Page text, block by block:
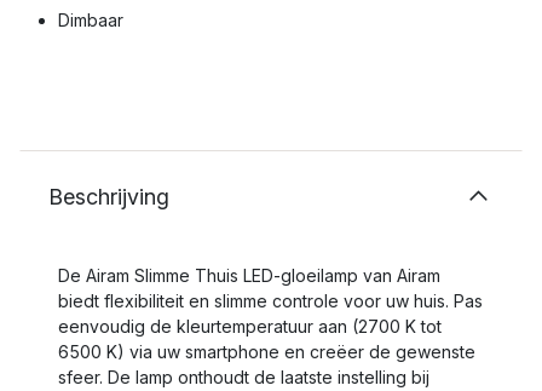
Dimbaar
Beschrijving
De Airam Slimme Thuis LED-gloeilamp van Airam
biedt flexibiliteit en slimme controle voor uw huis. Pas
eenvoudig de kleurtemperatuur aan (2700 K tot
6500 K) via uw smartphone en creëer de gewenste
sfeer. De lamp onthoudt de laatste instelling bij